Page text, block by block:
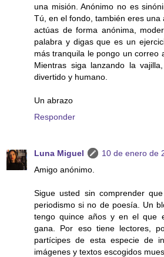
una misión. Anónimo no es
Tú, en el fondo, también eres una
actúas de forma anónima,
palabra y digas que es un
más tranquila le pongo un correo
Mientras siga lanzando la
divertido y humano.
Un abrazo
Responder
Luna Miguel
10 de enero de
Amigo anónimo.
Sigue usted sin comprender
periodismo si no de poesía. Un
tengo quince años y en el que
gana. Por eso tiene lectores,
partícipes de esta especie de
imágenes y textos escogidos